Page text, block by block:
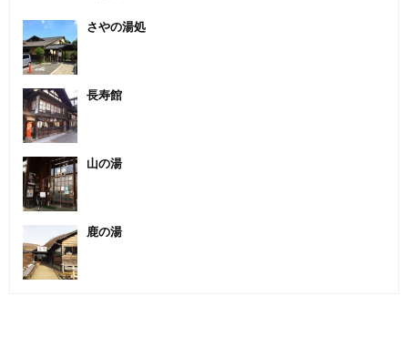
さやの湯処
長寿館
山の湯
鹿の湯